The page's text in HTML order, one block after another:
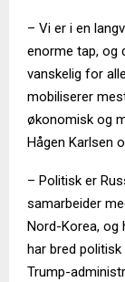
– Vi er i en
enorme tap, og
vanskelig for
mobiliserer
økonomisk og
Hågen Karlsen
– Politisk er
samarbeider
Nord-Korea, og
har bred
Trump-